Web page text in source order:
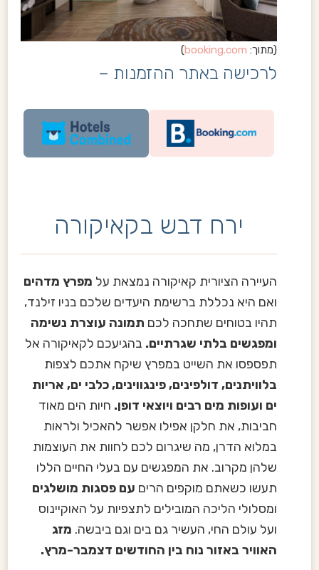
(מתוך: booking.com
)
לרכישה באתר ההזמנות –
ירח דבש בקאיקורה
העיירה הציורית קאיקורה נמצאת על מפרץ מדהים
ואם היא נכללת ברשימת היעדים שלכם בניו זילנד,
תהיו בטוחים שתחכה לכם תמונה עוצרת נשימה
ומפגשים בלתי שגרתיים. בהגיעכם לקאיקורה אל
תפספסו את השייט במפרץ שיקח אתכם לצפות
בלוויתנים, דולפינים, פינגווינים, כלבי ים, אריות
ים ועופות מים רבים ויוצאי דופן. חיות הים מאוד
חביבות, את חלקן אפילו אפשר להאכיל ולראות
במלוא הדרן, מה שיגרום לכם לחוות את העוצמות
שלהן מקרוב. את המפגשים עם בעלי החיים הללו
תעשו כשאתם מוקפים הרים עם פסגות מושלגים
ומסלולי הליכה המובילים לתצפיות על האוקיינוס
ועל עולם החי, העשיר גם בים וגם ביבשה. מזג
האוויר באזור נוח בין החודשים דצמבר-מרץ.